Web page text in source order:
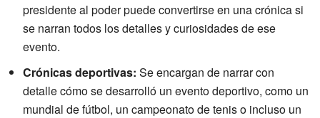
presidente al poder puede convertirse en una crónica si
se narran todos los detalles y curiosidades de ese
evento.
Crónicas deportivas: Se encargan de narrar con
detalle cómo se desarrolló un evento deportivo, como un
mundial de fútbol, un campeonato de tenis o incluso un